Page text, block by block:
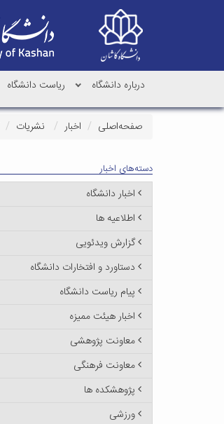
درباره دانشگاه ریاست دانشگاه
صفحه‌اصلی اخبار نشریات
دسته‌های اخبار
اخبار دانشگاه
اطلاعیه ها
گزارش ویدئویی
دستاورد و افتخارات دانشگاه
پیام ریاست دانشگاه
اخبار هیئت ممیزه
معاونت پژوهشی
معاونت فرهنگی
پژوهشکده ها
ورزشی